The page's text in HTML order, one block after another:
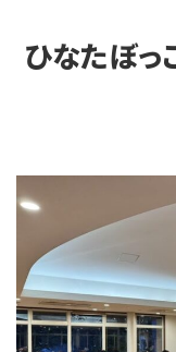
080-4760-
9:00～17:00 (土日・祝日
9:00～17:00 (土日・祝日
ひなたぼっ